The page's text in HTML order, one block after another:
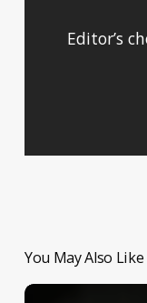
Editor’s
You May Also Like